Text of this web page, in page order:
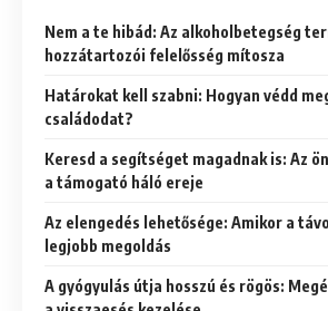
Nem a te hibád: Az alkoholbetegség
hozzátartozói felelősség mítosza
Határokat kell szabni: Hogyan védd
családodat?
Keresd a segítséget magadnak is: Az
a támogató háló ereje
Az elengedés lehetősége: Amikor a
legjobb megoldás
A gyógyulás útja hosszú és rögös: